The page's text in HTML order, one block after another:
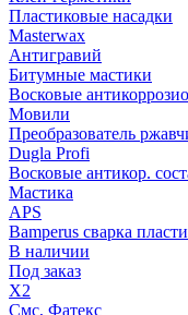
Пластиковые насадки
Masterwax
Антигравий
Битумные мастики
Восковые
Мовили
Преобразователь
Dugla Profi
Восковые антикор.
Мастика
APS
Bamperus сварка
В наличии
Под заказ
X2
Смс, Фатекс